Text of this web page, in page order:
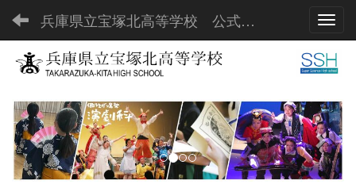
兵庫県立宝塚北高等学校 公式ホームページ
p
r
e
v
n
e
x
t